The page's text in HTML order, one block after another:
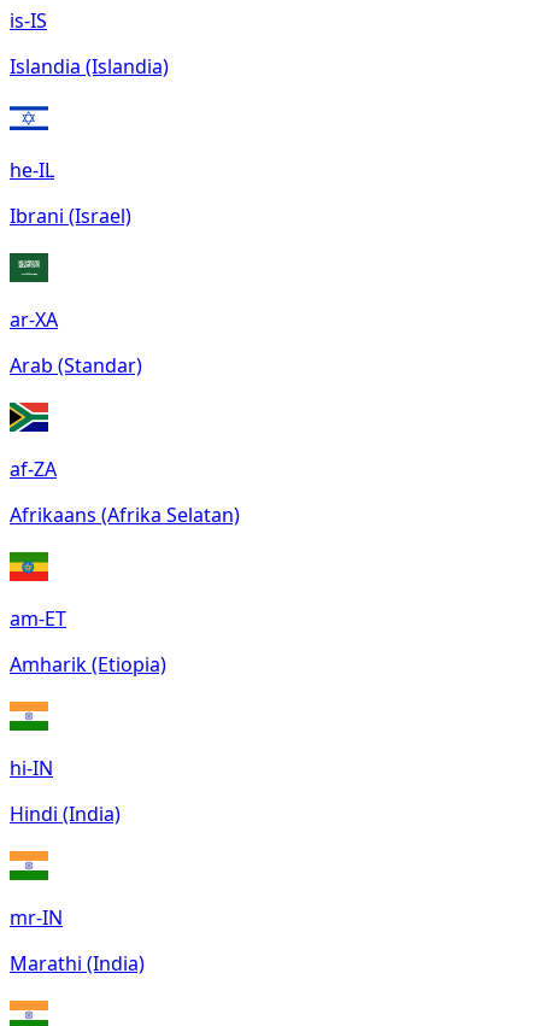
is-IS
Islandia (Islandia)
he-IL
Ibrani (Israel)
ar-XA
Arab (Standar)
af-ZA
Afrikaans (Afrika Selatan)
am-ET
Amharik (Etiopia)
hi-IN
Hindi (India)
mr-IN
Marathi (India)